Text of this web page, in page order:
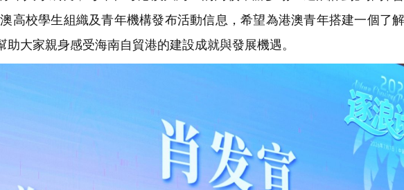
高校學生組織及青年機構發布活動信息，希望為港澳青年搭建一個了
大家親身感受海南自貿港的建設成就與發展機遇。